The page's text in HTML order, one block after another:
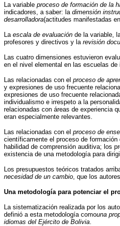
La variable proceso de formación de la
indicadores, a saber: la dimensión
desarrolladora(actitudes manifestadas
La escala de evaluación de la variable,
profesores y directivos y la revisión
Las cuatro dimensiones estuvieron
en el nivel elemental en las escuelas
Las relacionadas con el proceso de
y expresiones de uso frecuente
expresiones de uso frecuente
individualismo e irrespeto a la
relacionadas con áreas de experiencia
eran especialmente relevantes.
Las relacionadas con el proceso de
científicamente el proceso de
habilidad de comprensión auditiva; los
existencia de una metodología para
Los presupuestos teóricos tratados
necesidad de un cambio , que los
Una metodología para potenciar el
La sistematización realizada por los
definió a esta metodología comouna
idiomas del Ejército de Bolivia